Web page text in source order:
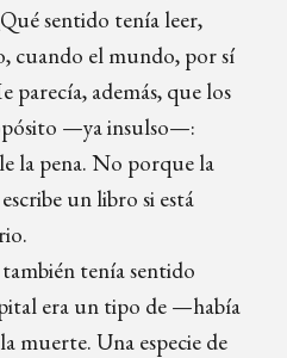
sentido tenía leer,
cuando el mundo, por sí
parecía, además, que los
—ya insulso—:
la pena. No porque la
un libro si está
tenía sentido
era un tipo de —había
muerte. Una especie de